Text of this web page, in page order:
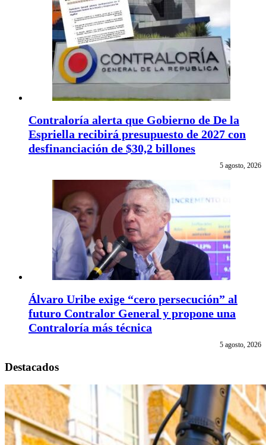
Contraloría alerta que Gobierno de De la
Espriella recibirá presupuesto de 2027 con
desfinanciación de $30,2 billones
5 agosto, 2026
Álvaro Uribe exige “cero persecución” al
futuro Contralor General y propone una
Contraloría más técnica
5 agosto, 2026
Destacados